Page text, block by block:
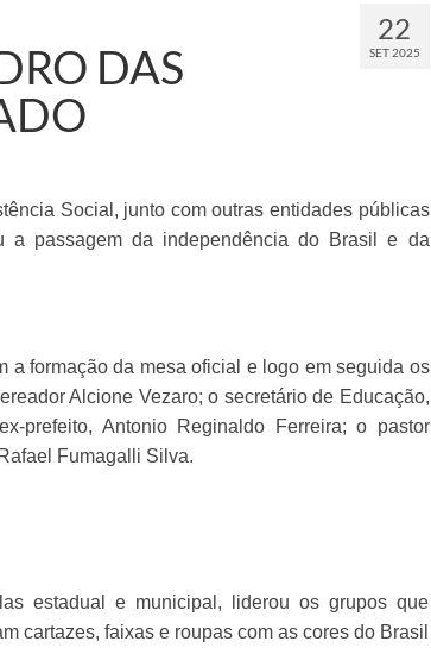
22
SET 2025
DAS
Social, junto com outras entidades públicas
a passagem da independência do Brasil e da
a formação da mesa oficial e logo em seguida os
Alcione Vezaro; o secretário de Educação,
prefeito, Antonio Reginaldo Ferreira; o pastor
Fumagalli Silva.
estadual e municipal, liderou os grupos que
cartazes, faixas e roupas com as cores do Brasil